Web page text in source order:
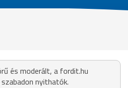
és moderált, a fordit.hu
nyithatók.